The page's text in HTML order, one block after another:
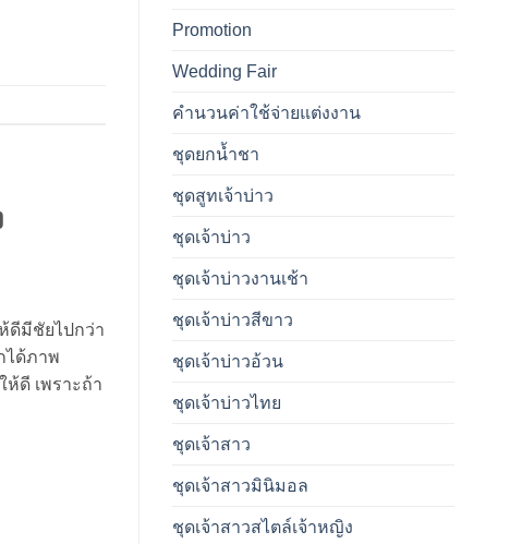
ดีมีชัยไปกว่า
ได้ภาพ
ห้ดี เพราะถ้า
Promotion
Wedding Fair
คำนวนค่าใช้จ่ายแต่งงาน
ชุดยกน้ำชา
ชุดสูทเจ้าบ่าว
ชุดเจ้าบ่าว
ชุดเจ้าบ่าวงานเช้า
ชุดเจ้าบ่าวสีขาว
ชุดเจ้าบ่าวอ้วน
ชุดเจ้าบ่าวไทย
ชุดเจ้าสาว
ชุดเจ้าสาวมินิมอล
ชุดเจ้าสาวสไตล์เจ้าหญิง